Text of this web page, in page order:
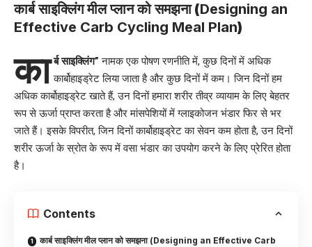
कार्ब साइक्लिंग मील प्लान को समझना(Designing an
Effective Carb Cycling Meal Plan)
का र्ब साइक्लिंग” नामक एक पोषण रणनीति में, कुछ दिनों में अधिक
कार्बोहाइड्रेट लिया जाता है और कुछ दिनों में कम। जिन दिनों हम
अधिक कार्बोहाइड्रेट खाते हैं, उन दिनों हमारा शरीर तीव्र व्यायाम के लिए बेहतर
रूप से ऊर्जा प्राप्त करता है और मांसपेशियों में ग्लाइकोजन भंडार फिर से भर
जाते हैं। इसके विपरीत, जिन दिनों कार्बोहाइड्रेट का सेवन कम होता है, उन दिनों
शरीर ऊर्जा के स्रोत के रूप में वसा भंडार का उपयोग करने के लिए प्रेरित होता
है।
Contents
कार्ब साइक्लिंग मील प्लान को समझना (Designing an Effective Carb